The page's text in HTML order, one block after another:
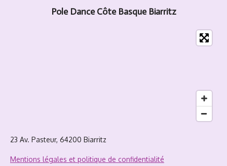
Pole Dance Côte Basque Biarritz
23 Av. Pasteur, 64200 Biarritz
Mentions légales et politique de confidentialité